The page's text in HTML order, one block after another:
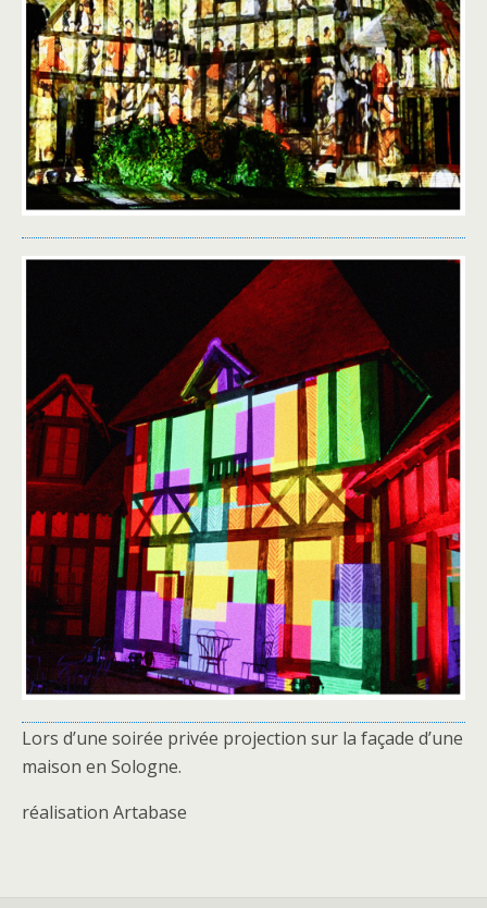
Lors d’une soirée privée projection sur la façade d’une
maison en Sologne.
réalisation Artabase